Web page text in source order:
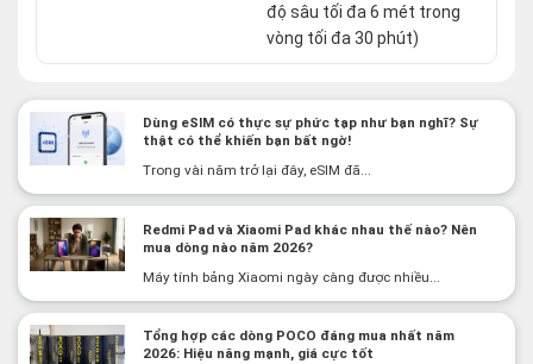
độ sâu tối đa 6 mét trong
vòng tối đa 30 phút)
Dùng eSIM có thực sự phức tạp như bạn nghĩ? Sự
thật có thể khiến bạn bất ngờ!
Trong vài năm trở lại đây, eSIM đã...
Redmi Pad và Xiaomi Pad khác nhau thế nào? Nên
mua dòng nào năm 2026?
Máy tính bảng Xiaomi ngày càng được nhiều...
Tổng hợp các dòng POCO đáng mua nhất năm
2026: Hiệu năng mạnh, giá cực tốt